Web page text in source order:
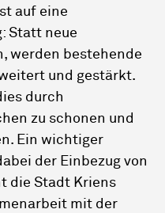
auf eine
Statt neue
werden bestehende
und gestärkt.
durch
zu schonen und
Ein wichtiger
der Einbezug von
die Stadt Kriens
mit der